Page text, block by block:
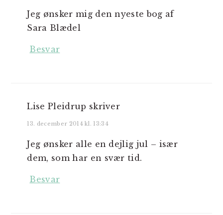
Jeg ønsker mig den nyeste bog af
Sara Blædel
Besvar
Lise Pleidrup skriver
13. december 2014 kl. 13:34
Jeg ønsker alle en dejlig jul – især
dem, som har en svær tid.
Besvar